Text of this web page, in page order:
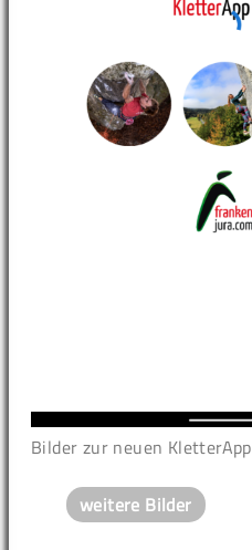
Bilder zur neuen KletterApp
weitere Bilder